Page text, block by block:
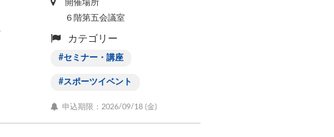
開催場所
６階第五会議室
カテゴリー
セミナー・講座
スポーツイベント
申込期限：2026/09/18 (金)